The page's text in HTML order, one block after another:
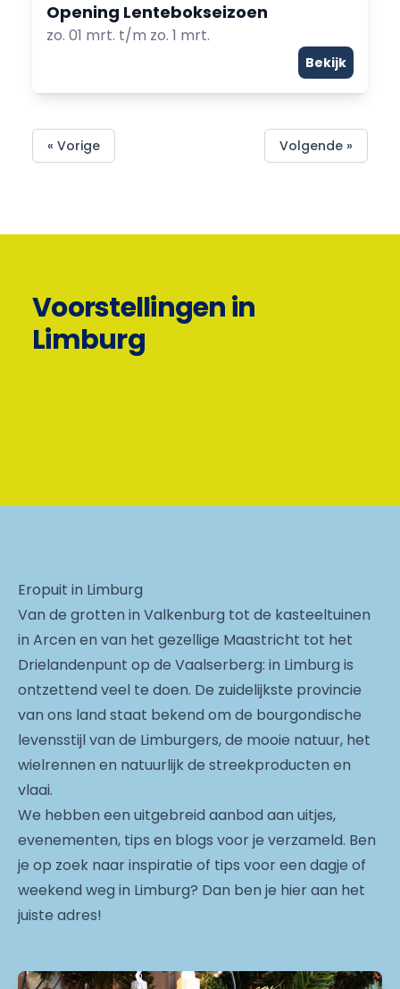
Opening Lentebokseizoen
zo. 01 mrt. t/m zo. 1 mrt.
Bekijk
« Vorige Volgende »
Voorstellingen in
Limburg
Eropuit in Limburg
Van de grotten in Valkenburg tot de kasteeltuinen
in Arcen en van het gezellige Maastricht tot het
Drielandenpunt op de Vaalserberg: in Limburg is
ontzettend veel te doen. De zuidelijkste provincie
van ons land staat bekend om de bourgondische
levensstijl van de Limburgers, de mooie natuur, het
wielrennen en natuurlijk de streekproducten en
vlaai.
We hebben een uitgebreid aanbod aan uitjes,
evenementen, tips en blogs voor je verzameld. Ben
je op zoek naar inspiratie of tips voor een dagje of
weekend weg in Limburg? Dan ben je hier aan het
juiste adres!